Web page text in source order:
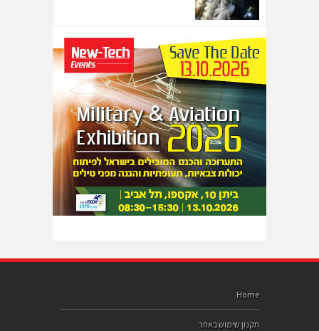
Home
תקנון שימוש באתר